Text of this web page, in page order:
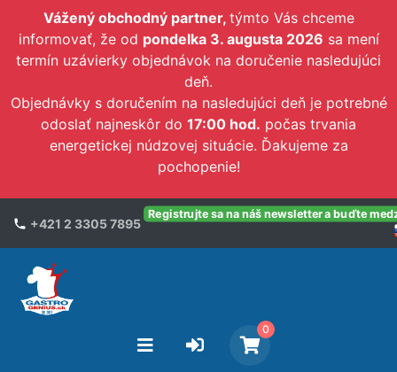
Vážený obchodný partner, týmto Vás chceme
informovať, že od pondelka 3. augusta 2026 sa mení
termín uzávierky objednávok na doručenie nasledujúci
deň.
Objednávky s doručením na nasledujúci deň je potrebné
odoslať najneskôr do 17:00 hod. počas trvania
energetickej núdzovej situácie. Ďakujeme za
pochopenie!
+421 2 3305 7895
Registrujte sa na náš newsletter a buďte
0